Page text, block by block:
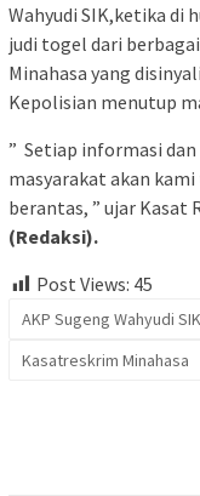
Wahyudi SIK,ketika di
judi togel dari
Minahasa yang
Kepolisian menutup
” Setiap informasi
masyarakat akan
berantas, ” ujar Kasat
(Redaksi).
Post Views: 45
AKP Sugeng Wahyudi SIK
Kasatreskrim Minahasa